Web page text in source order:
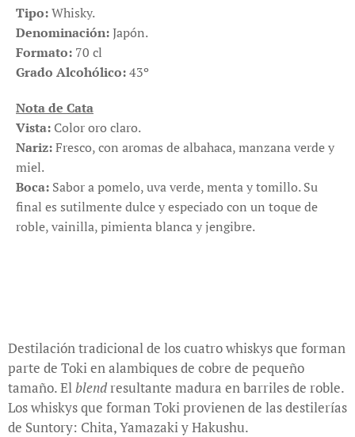
Tipo:Whisky.
Denominación:Japón.
Formato: 70 cl
Grado Alcohólico:43º
Nota de Cata
Vista: Color oro claro.
Nariz:Fresco, con aromas de albahaca, manzana verde y
miel.
Boca: Sabor a pomelo, uva verde, menta y tomillo. Su
final es sutilmente dulce y especiado con un toque de
roble, vainilla, pimienta blanca y jengibre.
Destilación tradicional de los cuatro whiskys que forman
parte de Toki en alambiques de cobre de pequeño
tamaño. Elblendresultante madura en barriles de roble.
Los whiskys que forman Toki provienen de las destilerías
de Suntory: Chita, Yamazaki y Hakushu.